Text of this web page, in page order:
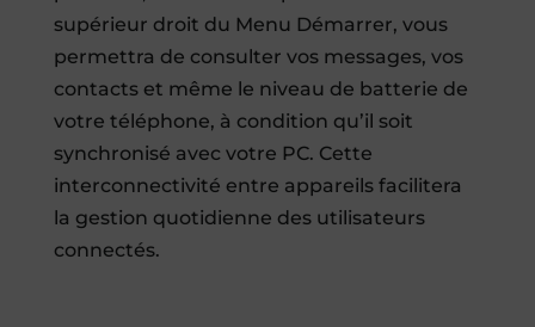
supérieur droit du Menu Démarrer, vous
permettra de consulter vos messages, vos
contacts et même le niveau de batterie de
votre téléphone, à condition qu’il soit
synchronisé avec votre PC. Cette
interconnectivité entre appareils facilitera
la gestion quotidienne des utilisateurs
connectés.